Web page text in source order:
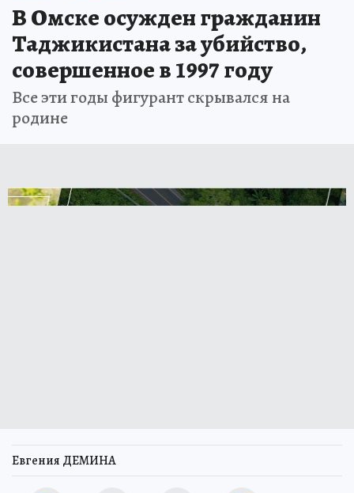
В Омске осужден гражданин
Таджикистана за убийство,
совершенное в 1997 году
Все эти годы фигурант скрывался на
родине
Евгения ДЕМИНА